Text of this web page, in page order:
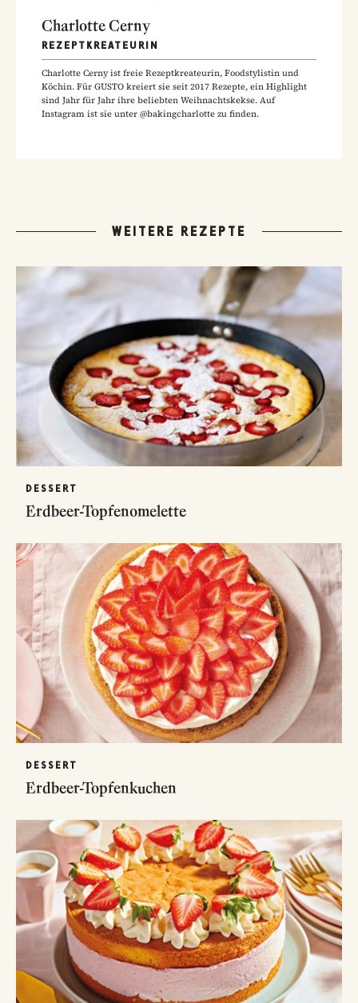
Charlotte Cerny
REZEPTKREATEURIN
Charlotte Cerny ist freie Rezeptkreateurin, Foodstylistin und
Köchin. Für GUSTO kreiert sie seit 2017 Rezepte, ein Highlight
sind Jahr für Jahr ihre beliebten Weihnachtskekse. Auf
Instagram ist sie unter @bakingcharlotte zu finden.
WEITERE REZEPTE
DESSERT
Erdbeer-Topfenomelette
DESSERT
Erdbeer-Topfenkuchen